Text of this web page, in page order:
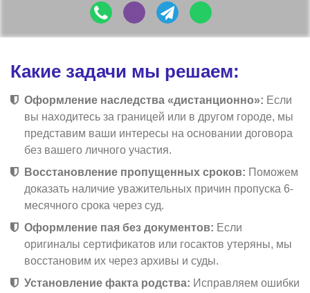
Какие задачи мы решаем:
Оформление наследства «дистанционно»: Если
вы находитесь за границей или в другом городе, мы
представим ваши интересы на основании договора
без вашего личного участия.
Восстановление пропущенных сроков: Поможем
доказать наличие уважительных причин пропуска 6-
месячного срока через суд.
Оформление пая без документов: Если
оригиналы сертификатов или госактов утеряны, мы
восстановим их через архивы и суды.
Установление факта родства: Исправляем ошибки